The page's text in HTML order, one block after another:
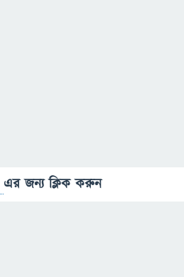
এর জন্য ক্লিক করুন